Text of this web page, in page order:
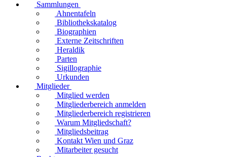
Sammlungen
Ahnentafeln
Bibliothekskatalog
Biographien
Externe Zeitschriften
Heraldik
Parten
Sigillographie
Urkunden
Mitglieder
Mitglied werden
Mitgliederbereich anmelden
Mitgliederbereich registrieren
Warum Mitgliedschaft?
Mitgliedsbeitrag
Kontakt Wien und Graz
Mitarbeiter gesucht